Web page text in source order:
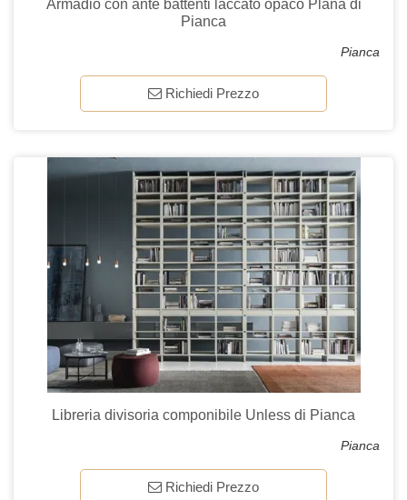
Armadio con ante battenti laccato opaco Plana di
Pianca
Pianca
Richiedi Prezzo
Libreria divisoria componibile Unless di Pianca
Pianca
Richiedi Prezzo